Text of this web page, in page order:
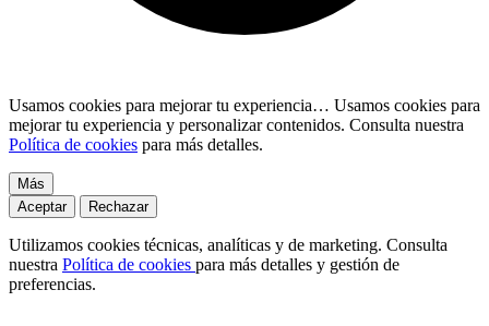
Usamos cookies para mejorar tu experiencia… Usamos cookies para
mejorar tu experiencia y personalizar contenidos. Consulta nuestra
Política de cookies para más detalles.
Más
Aceptar
Rechazar
Utilizamos cookies técnicas, analíticas y de marketing. Consulta
nuestra Política de cookies para más detalles y gestión de
preferencias.